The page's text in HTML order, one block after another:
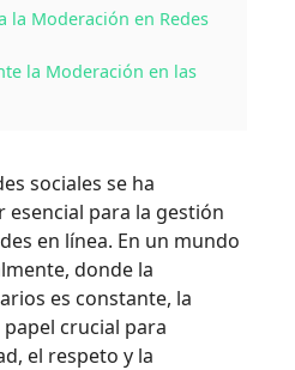
la Moderación en Redes
la Moderación en las
sociales se ha
para la gestión
en línea. En un mundo
donde la
es constante, la
crucial para
el respeto y la